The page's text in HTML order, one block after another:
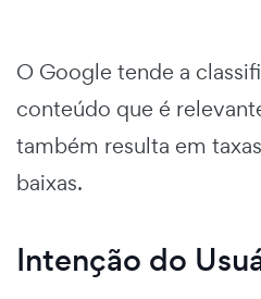
O Google tende a
conteúdo que é
também resulta em
baixas.
Intenção do